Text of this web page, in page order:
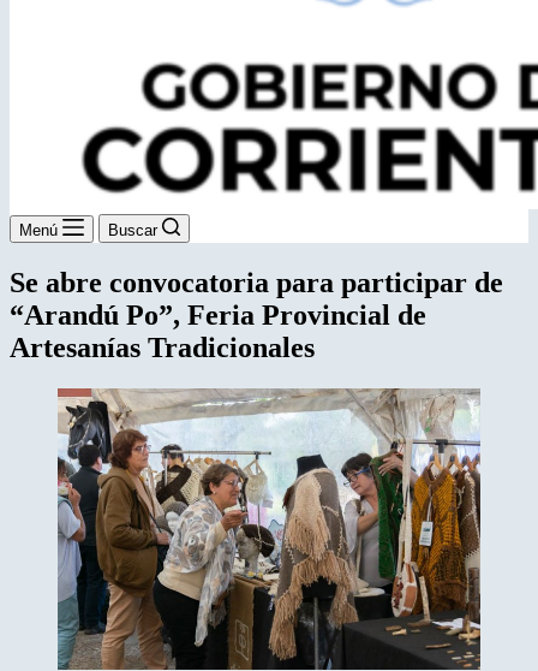
Menú Buscar
Se abre convocatoria para participar de
“Arandú Po”, Feria Provincial de
Artesanías Tradicionales